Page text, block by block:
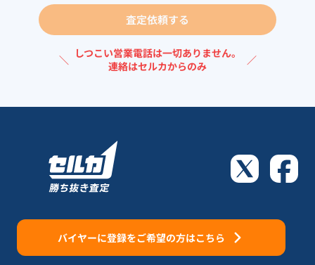
査定依頼する
＼ しつこい営業電話は一切ありません。
連絡はセルカからのみ
／
バイヤーに登録をご希望の方はこちら